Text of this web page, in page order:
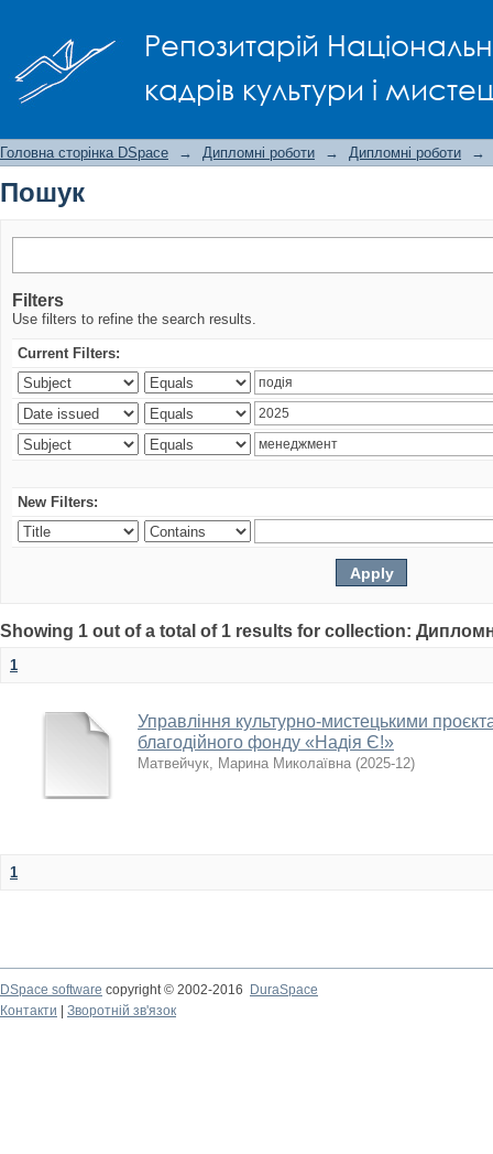
Репозитарій
кадрів культури і
Головна сторінка DSpace → Дипломні роботи → Дипломні роботи →
Пошук
Filters
Use filters to refine the search results.
Current Filters:
New Filters:
Showing 1 out of a total of 1 results for collection:
1
Управління культурно-мистецькими
благодійного фонду «Надія Є!»
Матвейчук, Марина Миколаївна (2025-12)
1
DSpace software copyright © 2002-2016
DuraSpace
Контакти
Зворотній зв'язок